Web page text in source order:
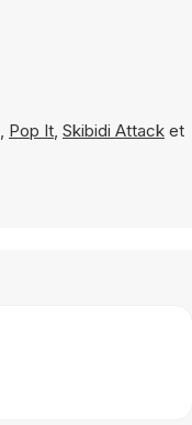
, Pop It, Skibidi Attack et